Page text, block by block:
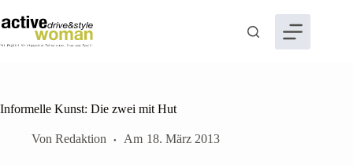
Inhalt
springen
Informelle Kunst: Die zwei mit Hut
Von Redaktion Am 18. März 2013